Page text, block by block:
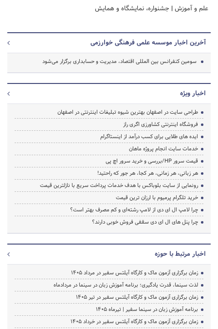
علم و آموزش | جشنواره، نمایشگاه و همایش
آخرین اخبار موسسه علمی فرهنگی خوارزمی
سومین کنفرانس بین المللی اقتصاد، مدیریت و حسابداری برگزار می‌شود
اخبار ویژه
طراحی سایت در اصفهان بهترین شیوه تبلیغات اینترنتی در اصفهان
فروشگاه اینترنتی کشاورزی اگری راز
ایده های طلایی برای کسب درآمد از اینستاگرام
خدمات سایت انجام پروژه ماهان
قیمت سرور HP/بررسی و خرید سرور اچ پی
هر زبانی، هر زمانی، هر کجا، هر جور که راحتید!
رونمایی از سایت بلوباکس با هدف خدمات پرداخت سریع با نازلترین قیمت
خرید تلگرام پرمیوم با ارزان ترین قیمت
چرا لامپ ال ای دی از لامپ رشته‌ای و کم مصرف بهتر است؟
چرا پنل های ال ای دی سقفی فروش خوبی دارند؟
اخبار مرتبط با حوزه
زمان برگزاری آزمون ماک و کارگاه آیلتس سفیر در مرداد 1405
لذت سینما، قدرت یادگیری؛ برنامه آموزش زبان در سینما در مردادماه
زمان برگزاری آزمون ماک و کارگاه آیلتس سفیر در تیر 1405
برنامه آموزش زبان در سینما سفیر | تیرماه ۱۴۰۵
زمان برگزاری آزمون ماک و کارگاه آیلتس سفیر در خرداد 1405